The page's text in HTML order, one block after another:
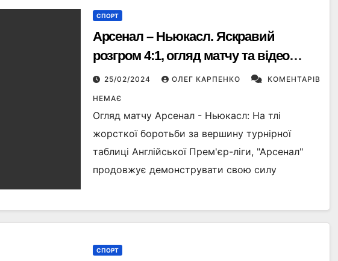
СПОРТ
Арсенал – Ньюкасл. Яскравий
розгром 4:1, огляд матчу та відео
голів
25/02/2024 ОЛЕГ КАРПЕНКО КОМЕНТАРІВ
НЕМАЄ
Огляд матчу Арсенал - Ньюкасл: На тлі
жорсткої боротьби за вершину турнірної
таблиці Англійської Прем'єр-ліги, "Арсенал"
продовжує демонструвати свою силу
СПОРТ